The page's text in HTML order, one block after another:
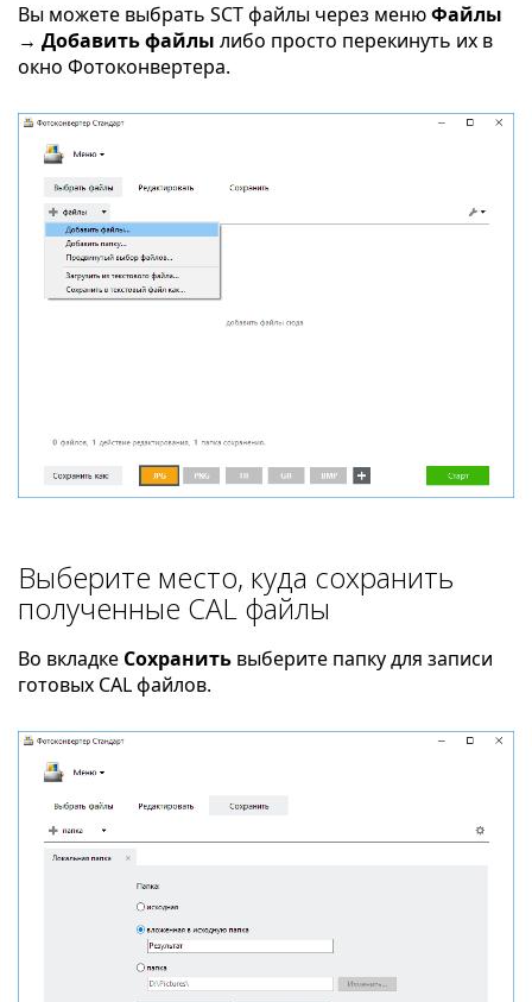
Вы можете выбрать SCT файлы через менюФайлы
→ Добавить файлы либо просто перекинуть их в
окно Фотоконвертера.
Выберите место, куда сохранить
полученные CAL файлы
Во вкладке Сохранить выберите папку для записи
готовых CAL файлов.